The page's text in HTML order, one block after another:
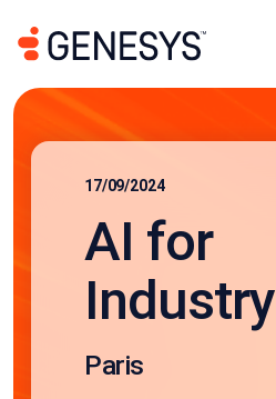
17/09/2024
AI for
Industry
Paris